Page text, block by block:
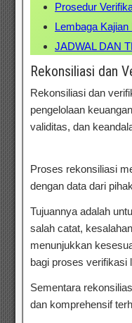
Prosedur
Lembaga
JADWAL DAN
Rekonsiliasi dan
Rekonsiliasi dan
pengelolaan
validitas, dan
Proses rekonsiliasi
dengan data dari
Tujuannya adalah
salah catat,
menunjukkan
bagi proses verifikasi
Sementara
dan komprehensif